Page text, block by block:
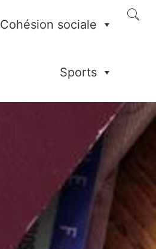
Cohésion sociale
Sports